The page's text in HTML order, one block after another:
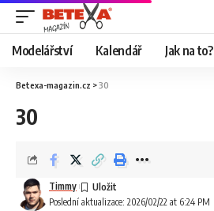
Modelářství Kalendář Jak na to?
Betexa-magazin.cz >30
30
Poslední aktualizace: 2026/02/22 at 6:24 PM
Timmy